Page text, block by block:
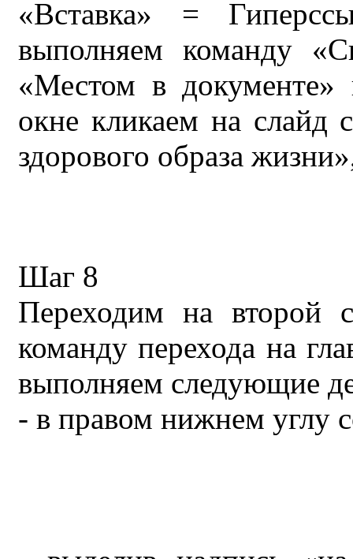
«Вставка» =
выполняем команду
«Местом в
окне кликаем на слайд
здорового образа
Шаг 8
Переходим на второй
команду перехода на
выполняем следующие
- в правом нижнем углу